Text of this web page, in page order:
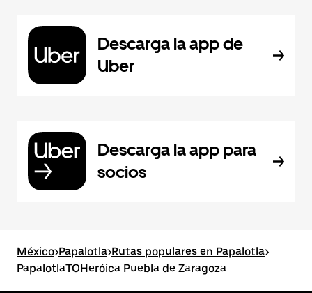
Descarga la app de
Uber
Descarga la app para
socios
México>Papalotla>Rutas populares en Papalotla>
PapalotlaTOHeróica Puebla de Zaragoza